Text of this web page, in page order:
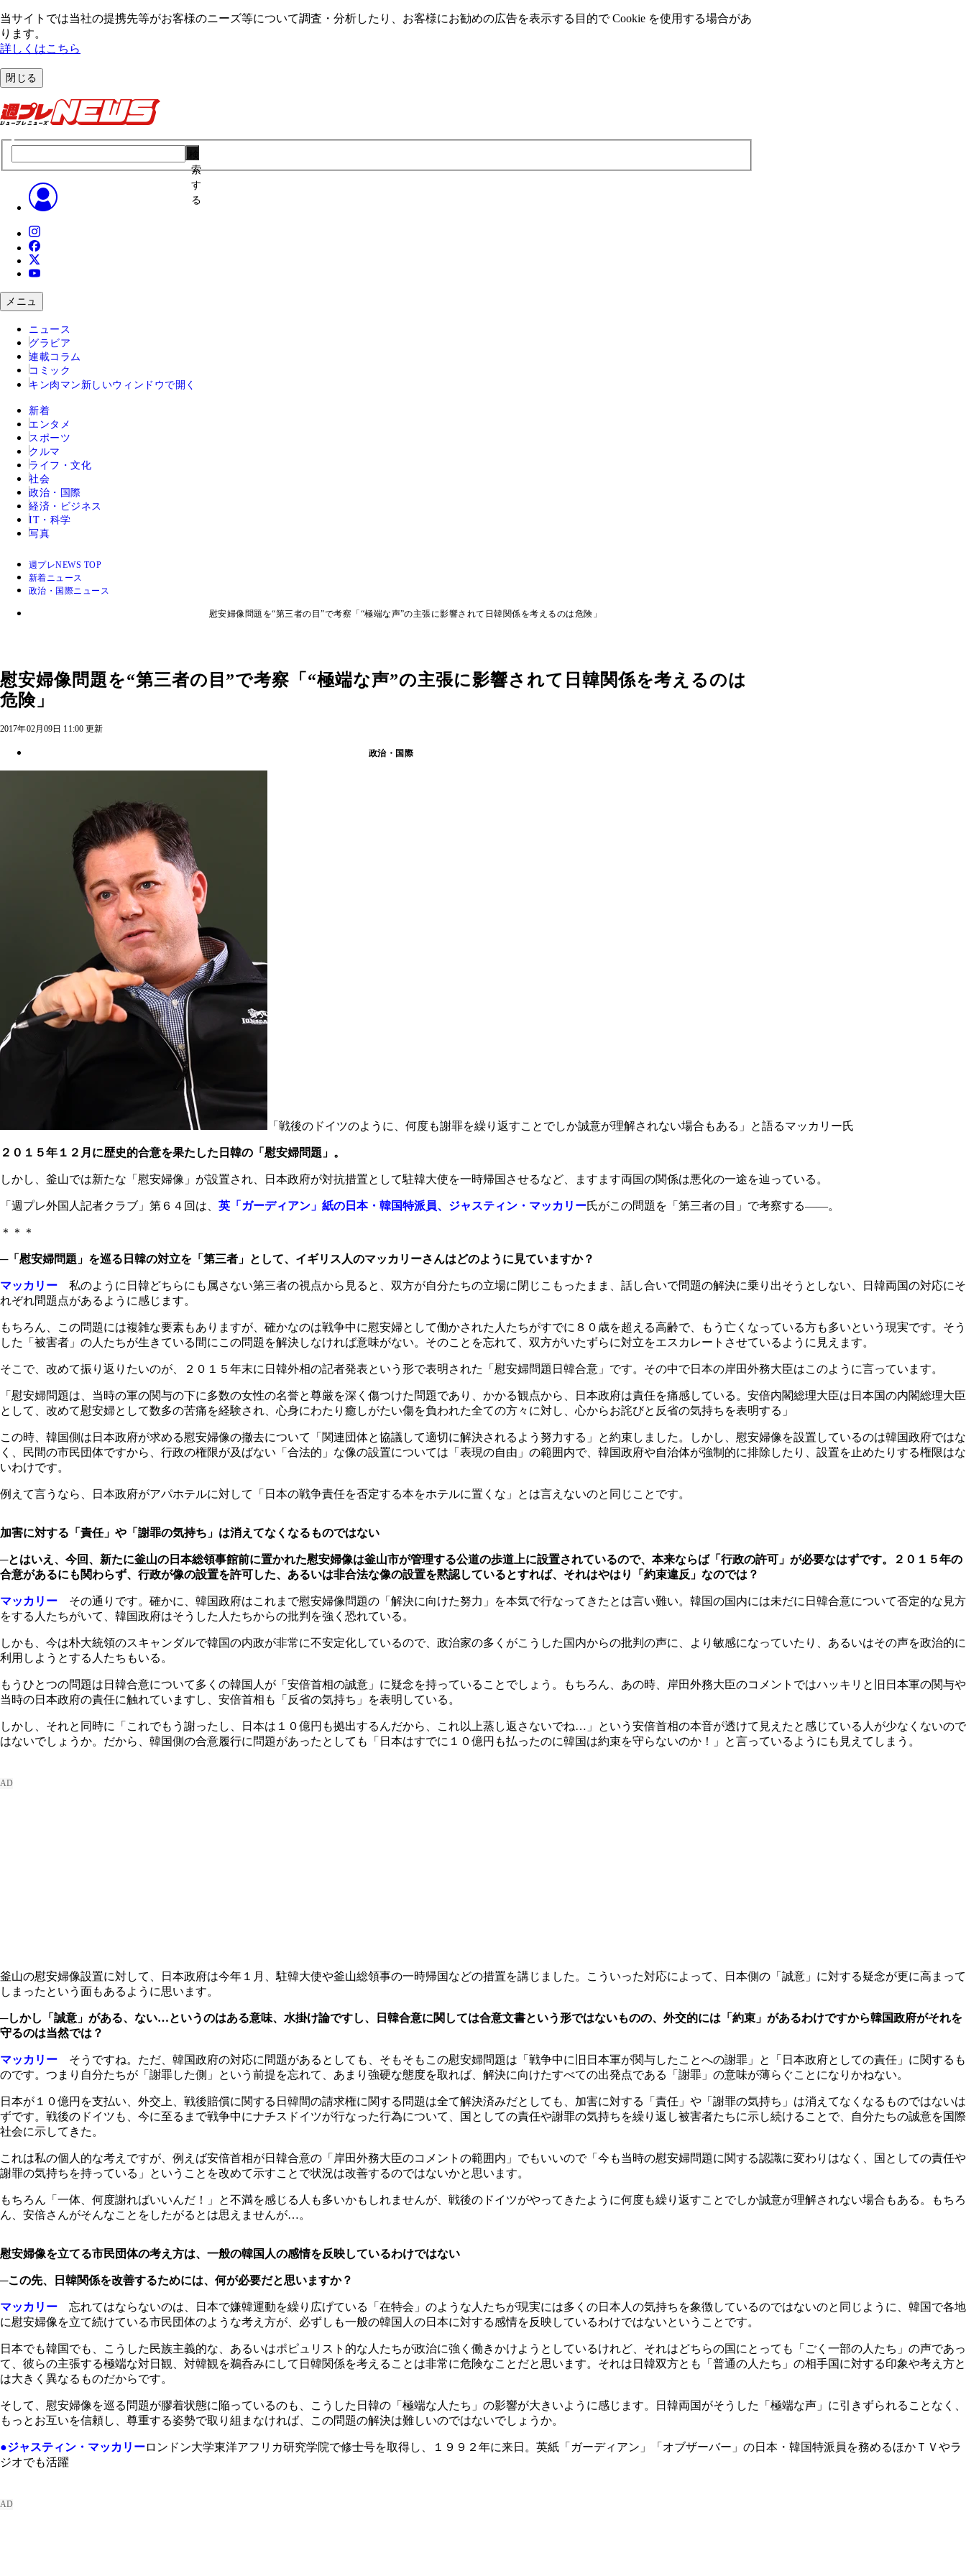
当サイトでは当社の提携先等がお客様のニーズ等について調査・分析したり、お客様にお勧めの広告を表⽰する⽬的で Cookie を使⽤する場合があ
ります。
詳しくはこちら
閉じる
索
す
る
メニュ
ニュース
グラビア
連載コラム
コミック
キン肉マン 新しいウィンドウで開く
新着
エンタメ
スポーツ
クルマ
ライフ・文化
社会
政治・国際
経済・ビジネス
IT・科学
写真
週プレNEWS TOP
新着ニュース
政治・国際ニュース
慰安婦像問題を“第三者の目”で考察「“極端な声”の主張に影響されて日韓関係を考えるのは危険」
慰安婦像問題を“第三者の目”で考察「“極端な声”の主張に影響されて日韓関係を考えるのは
危険」
2017年02月09日 11:00 更新
政治・国際
「戦後のドイツのように、何度も謝罪を繰り返すことでしか誠意が理解されない場合もある」と語るマッカリー氏
２０１５年１２月に歴史的合意を果たした日韓の「慰安婦問題」。
しかし、釜山では新たな「慰安婦像」が設置され、日本政府が対抗措置として駐韓大使を一時帰国させるなど、ますます両国の関係は悪化の一途を辿っている。
「週プレ外国人記者クラブ」第６４回は、 英「ガーディアン」紙の日本・韓国特派員、ジャスティン・マッカリー氏がこの問題を「第三者の目」で考察する――。
＊＊＊
─「慰安婦問題」を巡る日韓の対立を「第三者」として、イギリス人のマッカリーさんはどのように見ていますか？
マッカリー 私のように日韓どちらにも属さない第三者の視点から見ると、双方が自分たちの立場に閉じこもったまま、話し合いで問題の解決に乗り出そうとしない、日韓両国の対応にそ
れぞれ問題点があるように感じます。
もちろん、この問題には複雑な要素もありますが、確かなのは戦争中に慰安婦として働かされた人たちがすでに８０歳を超える高齢で、もう亡くなっている方も多いという現実です。そう
した「被害者」の人たちが生きている間にこの問題を解決しなければ意味がない。そのことを忘れて、双方がいたずらに対立をエスカレートさせているように見えます。
そこで、改めて振り返りたいのが、２０１５年末に日韓外相の記者発表という形で表明された「慰安婦問題日韓合意」です。その中で日本の岸田外務大臣はこのように言っています。
「慰安婦問題は、当時の軍の関与の下に多数の女性の名誉と尊厳を深く傷つけた問題であり、かかる観点から、日本政府は責任を痛感している。安倍内閣総理大臣は日本国の内閣総理大臣
として、改めて慰安婦として数多の苦痛を経験され、心身にわたり癒しがたい傷を負われた全ての方々に対し、心からお詫びと反省の気持ちを表明する」
この時、韓国側は日本政府が求める慰安婦像の撤去について「関連団体と協議して適切に解決されるよう努力する」と約束しました。しかし、慰安婦像を設置しているのは韓国政府ではな
く、民間の市民団体ですから、行政の権限が及ばない「合法的」な像の設置については「表現の自由」の範囲内で、韓国政府や自治体が強制的に排除したり、設置を止めたりする権限はな
いわけです。
例えて言うなら、日本政府がアパホテルに対して「日本の戦争責任を否定する本をホテルに置くな」とは言えないのと同じことです。
加害に対する「責任」や「謝罪の気持ち」は消えてなくなるものではない
─とはいえ、今回、新たに釜山の日本総領事館前に置かれた慰安婦像は釜山市が管理する公道の歩道上に設置されているので、本来ならば「行政の許可」が必要なはずです。２０１５年の
合意があるにも関わらず、行政が像の設置を許可した、あるいは非合法な像の設置を黙認しているとすれば、それはやはり「約束違反」なのでは？
マッカリー その通りです。確かに、韓国政府はこれまで慰安婦像問題の「解決に向けた努力」を本気で行なってきたとは言い難い。韓国の国内には未だに日韓合意について否定的な見方
をする人たちがいて、韓国政府はそうした人たちからの批判を強く恐れている。
しかも、今は朴大統領のスキャンダルで韓国の内政が非常に不安定化しているので、政治家の多くがこうした国内からの批判の声に、より敏感になっていたり、あるいはその声を政治的に
利用しようとする人たちもいる。
もうひとつの問題は日韓合意について多くの韓国人が「安倍首相の誠意」に疑念を持っていることでしょう。もちろん、あの時、岸田外務大臣のコメントではハッキリと旧日本軍の関与や
当時の日本政府の責任に触れていますし、安倍首相も「反省の気持ち」を表明している。
しかし、それと同時に「これでもう謝ったし、日本は１０億円も拠出するんだから、これ以上蒸し返さないでね…」という安倍首相の本音が透けて見えたと感じている人が少なくないので
はないでしょうか。だから、韓国側の合意履行に問題があったとしても「日本はすでに１０億円も払ったのに韓国は約束を守らないのか！」と言っているようにも見えてしまう。
釜山の慰安婦像設置に対して、日本政府は今年１月、駐韓大使や釜山総領事の一時帰国などの措置を講じました。こういった対応によって、日本側の「誠意」に対する疑念が更に高まって
しまったという面もあるように思います。
─しかし「誠意」がある、ない…というのはある意味、水掛け論ですし、日韓合意に関しては合意文書という形ではないものの、外交的には「約束」があるわけですから韓国政府がそれを
守るのは当然では？
マッカリー そうですね。ただ、韓国政府の対応に問題があるとしても、そもそもこの慰安婦問題は「戦争中に旧日本軍が関与したことへの謝罪」と「日本政府としての責任」に関するも
のです。つまり自分たちが「謝罪した側」という前提を忘れて、あまり強硬な態度を取れば、解決に向けたすべての出発点である「謝罪」の意味が薄らぐことになりかねない。
日本が１０億円を支払い、外交上、戦後賠償に関する日韓間の請求権に関する問題は全て解決済みだとしても、加害に対する「責任」や「謝罪の気持ち」は消えてなくなるものではないは
ずです。戦後のドイツも、今に至るまで戦争中にナチスドイツが行なった行為について、国としての責任や謝罪の気持ちを繰り返し被害者たちに示し続けることで、自分たちの誠意を国際
社会に示してきた。
これは私の個人的な考えですが、例えば安倍首相が日韓合意の「岸田外務大臣のコメントの範囲内」でもいいので「今も当時の慰安婦問題に関する認識に変わりはなく、国としての責任や
謝罪の気持ちを持っている」ということを改めて示すことで状況は改善するのではないかと思います。
もちろん「一体、何度謝ればいいんだ！」と不満を感じる人も多いかもしれませんが、戦後のドイツがやってきたように何度も繰り返すことでしか誠意が理解されない場合もある。もちろ
ん、安倍さんがそんなことをしたがるとは思えませんが…。
慰安婦像を立てる市民団体の考え方は、一般の韓国人の感情を反映しているわけではない
─この先、日韓関係を改善するためには、何が必要だと思いますか？
マッカリー 忘れてはならないのは、日本で嫌韓運動を繰り広げている「在特会」のような人たちが現実には多くの日本人の気持ちを象徴しているのではないのと同じように、韓国で各地
に慰安婦像を立て続けている市民団体のような考え方が、必ずしも一般の韓国人の日本に対する感情を反映しているわけではないということです。
日本でも韓国でも、こうした民族主義的な、あるいはポピュリスト的な人たちが政治に強く働きかけようとしているけれど、それはどちらの国にとっても「ごく一部の人たち」の声であっ
て、彼らの主張する極端な対日観、対韓観を鵜呑みにして日韓関係を考えることは非常に危険なことだと思います。それは日韓双方とも「普通の人たち」の相手国に対する印象や考え方と
は大きく異なるものだからです。
そして、慰安婦像を巡る問題が膠着状態に陥っているのも、こうした日韓の「極端な人たち」の影響が大きいように感じます。日韓両国がそうした「極端な声」に引きずられることなく、
もっとお互いを信頼し、尊重する姿勢で取り組まなければ、この問題の解決は難しいのではないでしょうか。
●ジャスティン・マッカリーロンドン大学東洋アフリカ研究学院で修士号を取得し、１９９２年に来日。英紙「ガーディアン」「オブザーバー」の日本・韓国特派員を務めるほかＴＶやラ
ジオでも活躍